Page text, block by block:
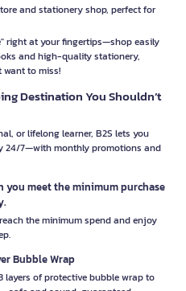
and stationery shop, perfect for
right at your fingertips—shop easily
and high-quality stationery,
want to miss!
Destination You Shouldn’t
or lifelong learner, B2S lets you
24/7—with monthly promotions and
meet the minimum purchase
the minimum spend and enjoy
Bubble Wrap
layers of protective bubble wrap to